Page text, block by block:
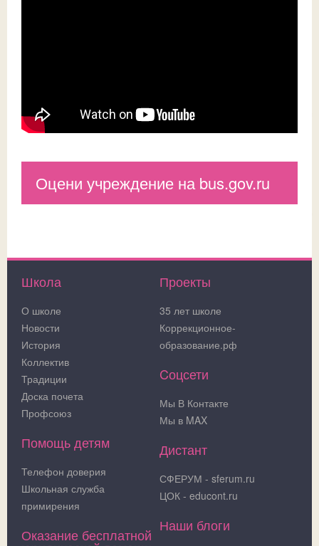
Оцени учреждение на bus.gov.ru
Школа
О школе
Новости
История
Коллектив
Традиции
Доска почета
Профсоюз
Помощь детям
Телефон доверия
Школьная служба
примирения
Оказание бесплатной
Проекты
35 лет школе
Коррекционное-
образование.рф
Cоцсети
Мы В Контакте
Мы в MAX
Дистант
СФЕРУМ - sferum.ru
ЦОК - educont.ru
Наши блоги